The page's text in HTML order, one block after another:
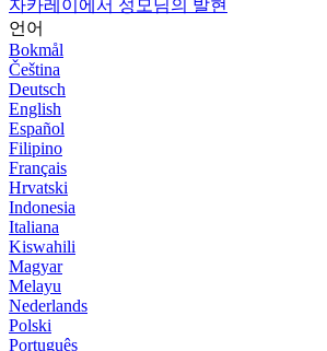
자카레이에서 성모님의 발현
언어
Bokmål
Čeština
Deutsch
English
Español
Filipino
Français
Hrvatski
Indonesia
Italiana
Kiswahili
Magyar
Melayu
Nederlands
Polski
Português